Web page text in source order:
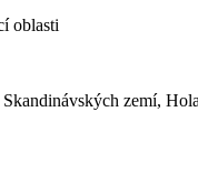
oblasti
zemí,